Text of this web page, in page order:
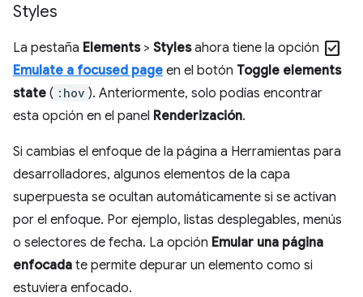
Styles
La pestaña Elements> Stylesahora tiene la opción check_box
Emulate a focused page en el botón Toggle elements
state ( :hov ). Anteriormente, solo podías encontrar
esta opción en el panel Renderización.
Si cambias el enfoque de la página a Herramientas para
desarrolladores, algunos elementos de la capa
superpuesta se ocultan automáticamente si se activan
por el enfoque. Por ejemplo, listas desplegables, menús
o selectores de fecha. La opción Emular una página
enfocada te permite depurar un elemento como si
estuviera enfocado.